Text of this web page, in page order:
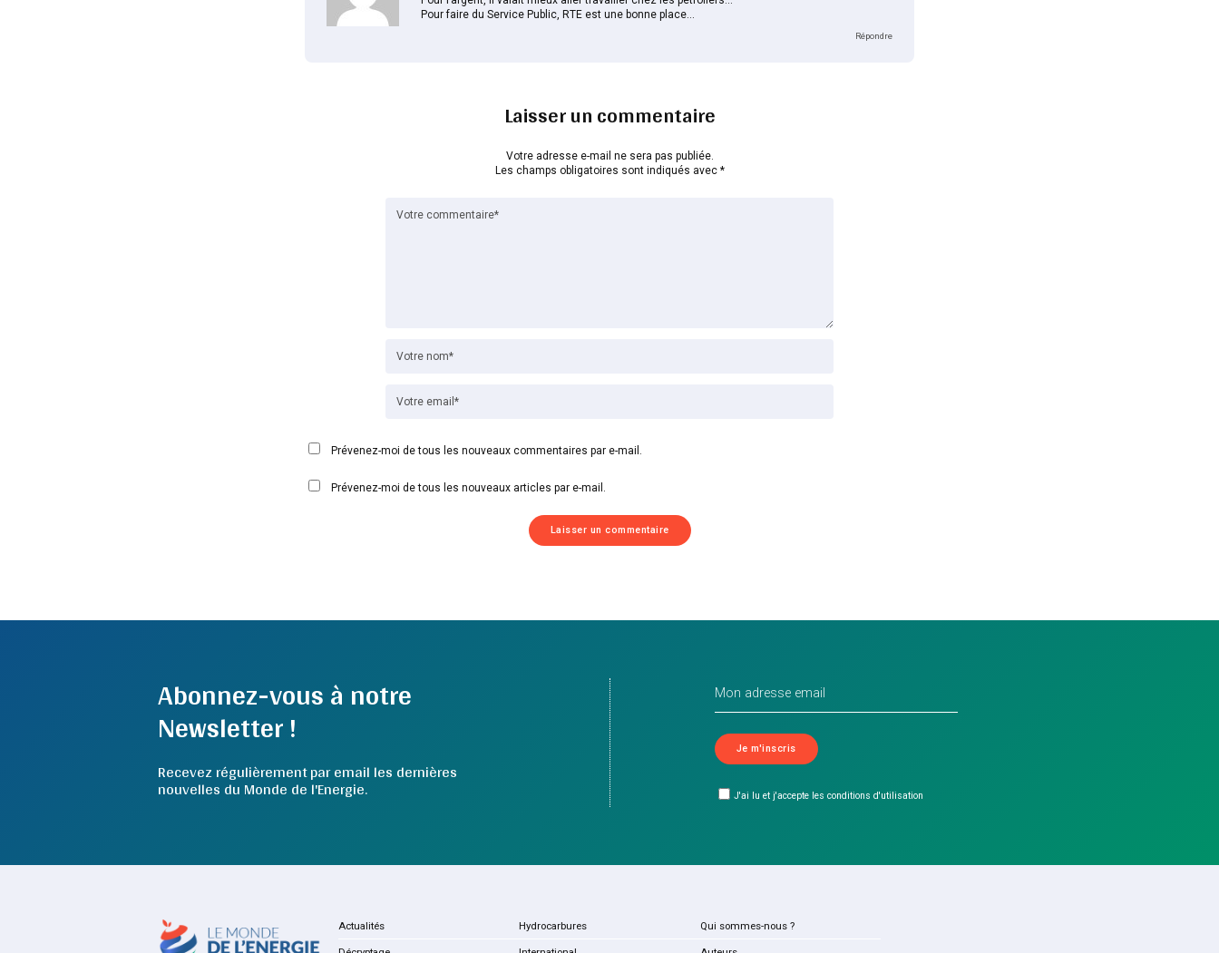
Pour faire du Service Public, RTE est une bonne place…
Répondre
Laisser un commentaire
Votre adresse e-mail ne sera pas publiée.
Les champs obligatoires sont indiqués avec *
Prévenez-moi de tous les nouveaux commentaires par e-mail.
Prévenez-moi de tous les nouveaux articles par e-mail.
Abonnez-vous à notre
Newsletter !
Recevez régulièrement par email les dernières
nouvelles du Monde de l'Energie. J'ai lu et j'accepte les conditions d'utilisation
Actualités Hydrocarbures Qui sommes-nous ?